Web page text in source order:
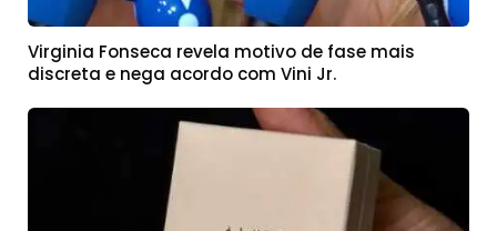
Virginia Fonseca revela motivo de fase mais
discreta e nega acordo com Vini Jr.